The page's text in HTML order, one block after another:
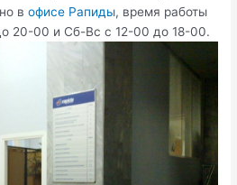
вофисе Рапиды, время работы
20-00 и Сб-Вс с 12-00 до 18-00.